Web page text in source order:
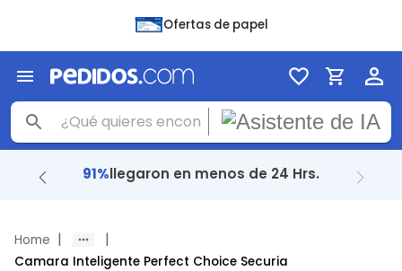
Ofertas de papel
+1Mde entregas.
Home | |
Camara Inteligente Perfect Choice Securia